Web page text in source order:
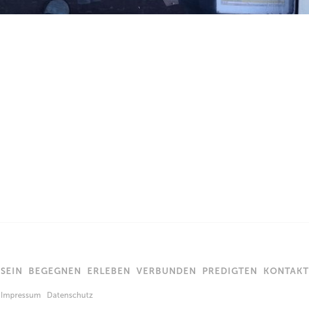
SEIN BEGEGNEN ERLEBEN VERBUNDEN PREDIGTEN KONTAKT
Impressum Datenschutz